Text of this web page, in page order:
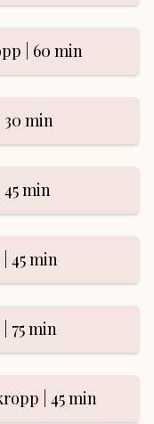
| 60 min
30 min
min
45 min
75 min
| 45 min